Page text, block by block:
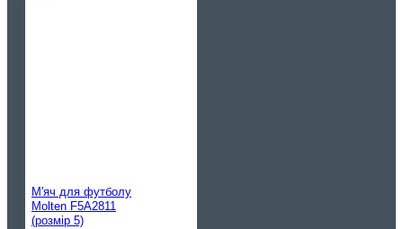
М'яч для футболу
Molten F5A2811
(розмір 5)